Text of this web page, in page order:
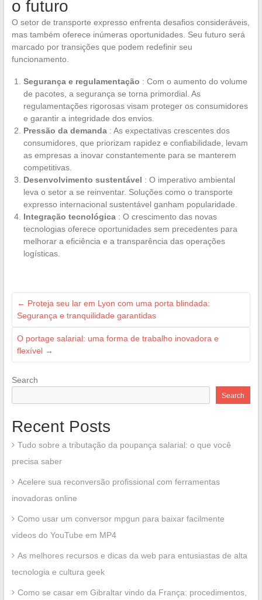
o futuro
O setor de transporte expresso enfrenta desafios consideráveis,
mas também oferece inúmeras oportunidades. Seu futuro será
marcado por transições que podem redefinir seu
funcionamento.
Segurança e regulamentação : Com o aumento do volume
de pacotes, a segurança se torna primordial. As
regulamentações rigorosas visam proteger os consumidores
e garantir a integridade dos envios.
Pressão da demanda : As expectativas crescentes dos
consumidores, que priorizam rapidez e confiabilidade, levam
as empresas a inovar constantemente para se manterem
competitivas.
Desenvolvimento sustentável : O imperativo ambiental
leva o setor a se reinventar. Soluções como o transporte
expresso internacional sustentável ganham popularidade.
Integração tecnológica : O crescimento das novas
tecnologias oferece oportunidades sem precedentes para
melhorar a eficiência e a transparência das operações
logísticas.
← Proteja seu lar em Lyon com uma porta blindada:
Segurança e tranquilidade garantidas
O portage salarial: uma forma de trabalho inovadora e
flexível →
Search
Search
Recent Posts
Tudo sobre a tributação da poupança salarial: o que você
precisa saber
Acelere sua reconversão profissional com ferramentas
inovadoras online
Como usar um conversor mpgun para baixar facilmente
vídeos do YouTube em MP4
As melhores recursos e dicas da web para entusiastas de alta
tecnologia e cultura geek
Como se casar em Gibraltar vindo da França: procedimentos,